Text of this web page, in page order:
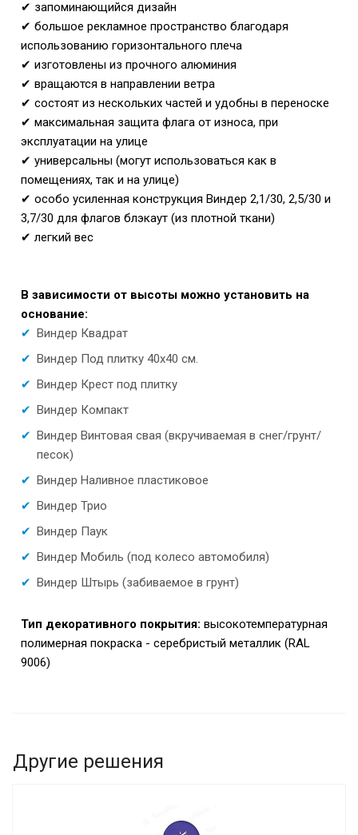
✔ запоминающийся дизайн
✔ большое рекламное пространство благодаря
использованию горизонтального плеча
✔ изготовлены из прочного алюминия
✔ вращаются в направлении ветра
✔ состоят из нескольких частей и удобны в переноске
✔ максимальная защита флага от износа, при
эксплуатации на улице
✔ универсальны (могут использоваться как в
помещениях, так и на улице)
✔ особо усиленная конструкция Виндер 2,1/30, 2,5/30 и
3,7/30 для флагов блэкаут (из плотной ткани)
✔ легкий вес
В зависимости от высоты можно установить на
основание:
Виндер Квадрат
Виндер Под плитку 40х40 см.
Виндер Крест под плитку
Виндер Компакт
Виндер Винтовая свая (вкручиваемая в снег/грунт/
песок)
Виндер Наливное пластиковое
Виндер Трио
Виндер Паук
Виндер Мобиль (под колесо автомобиля)
Виндер Штырь (забиваемое в грунт)
Тип декоративного покрытия: высокотемпературная
полимерная покраска - серебристый металлик (RAL
9006)
Другие решения